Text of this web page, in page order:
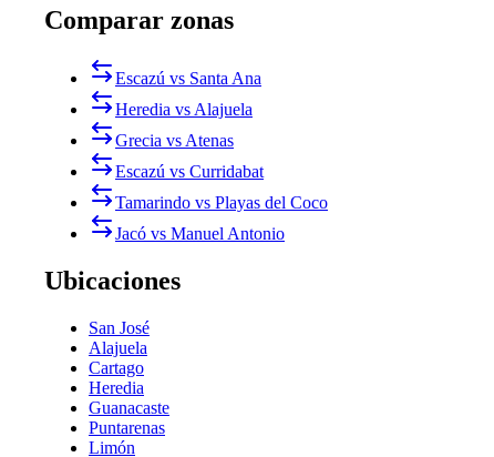
Comparar zonas
Escazú vs Santa Ana
Heredia vs Alajuela
Grecia vs Atenas
Escazú vs Curridabat
Tamarindo vs Playas del Coco
Jacó vs Manuel Antonio
Ubicaciones
San José
Alajuela
Cartago
Heredia
Guanacaste
Puntarenas
Limón